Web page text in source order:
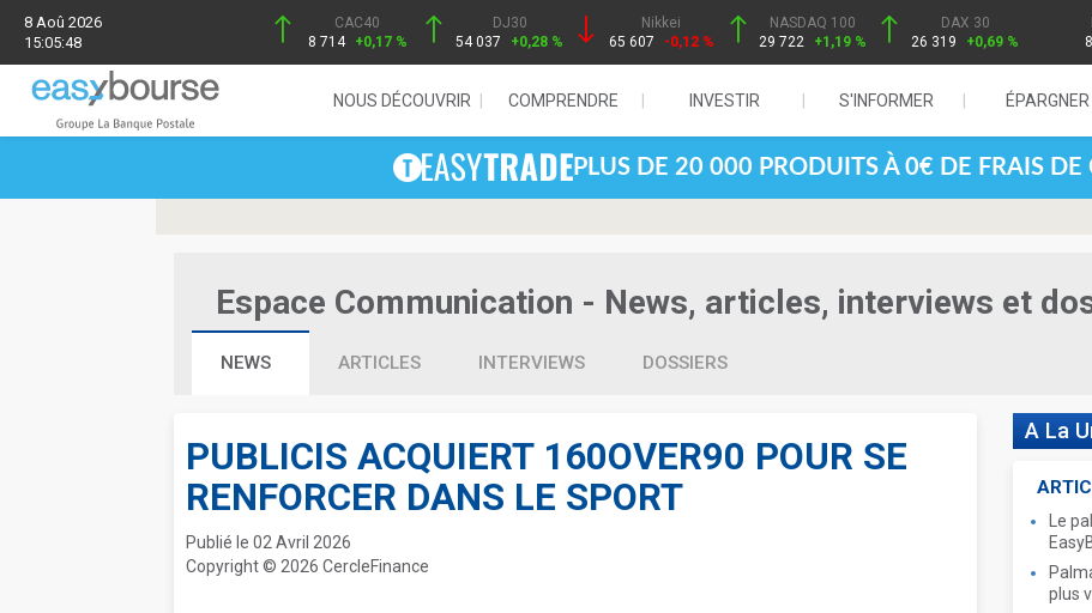
8 Aoû 2026
15:05:48
CAC40
8 714 +0,17 %
DJ30
54 037
+0,28 %
Nikkei
65 607
-0,12 %
NASDAQ 100
29 722
+1,19 %
DAX 30
26 319
+0,69 %
NOUS DÉCOUVRIR COMPRENDRE INVESTIR S'INFORMER ÉPARGNER
PLUS DE 20 000 PRODUITS À 0€ DE FRAIS DE
Espace Communication - News, articles, interviews et
NEWS ARTICLES INTERVIEWS DOSSIERS
PUBLICIS ACQUIERT 160OVER90 POUR SE
RENFORCER DANS LE SPORT
Publié le 02 Avril 2026
Copyright © 2026 CercleFinance
A La
Le
plus